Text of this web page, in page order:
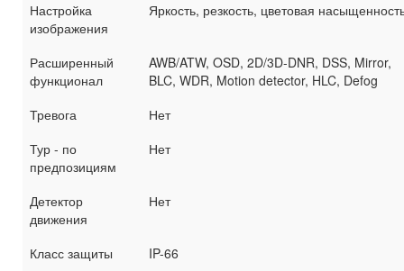
Настройка
изображения
Яркость, резкость, цветовая
Расширенный
функционал
AWB/ATW, OSD, 2D/3D-DNR, DSS, Mirror,
BLC, WDR, Motion detector, HLC, Defog
Тревога
Нет
Тур - по
предпозициям
Нет
Детектор
движения
Нет
Класс защиты
IP-66